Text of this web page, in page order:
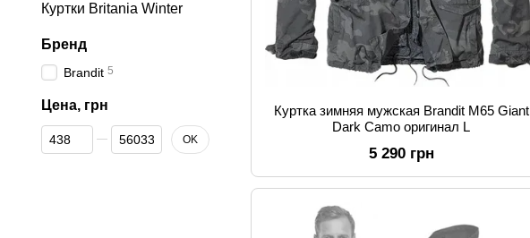
Куртка зимняя мужская Brandit M65 Giant
Dark Camo оригинал L
5 290 грн
Куртки Britania Winter
Бренд
Brandit 5
Цена, грн
От Цена, грн
До Цена, грн OK